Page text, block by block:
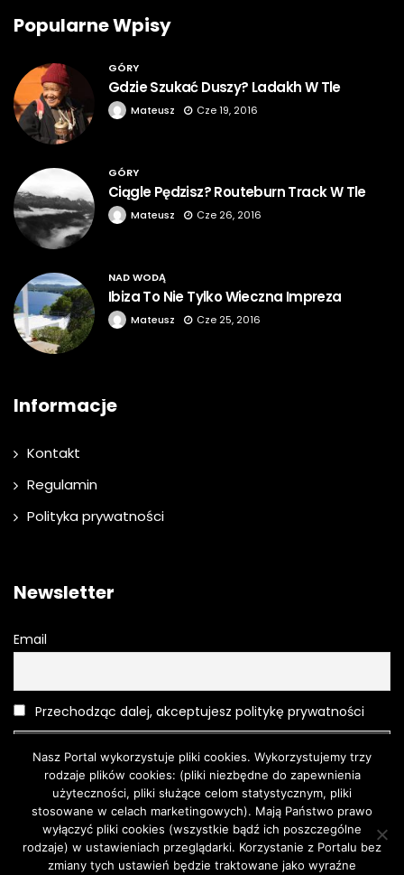
Popularne Wpisy
GÓRY
Gdzie Szukać Duszy? Ladakh W Tle
Mateusz Cze 19, 2016
GÓRY
Ciągle Pędzisz? Routeburn Track W Tle
Mateusz Cze 26, 2016
NAD WODĄ
Ibiza To Nie Tylko Wieczna Impreza
Mateusz Cze 25, 2016
Informacje
Kontakt
Regulamin
Polityka prywatności
Newsletter
Email
Przechodząc dalej, akceptujesz politykę prywatności
Moda O urodzie Kosmetyki Pielęgnacja
Moda męska
Nasz Portal wykorzystuje pliki cookies. Wykorzystujemy trzy
rodzaje plików cookies: (pliki niezbędne do zapewnienia
użyteczności, pliki służące celom statystycznym, pliki
stosowane w celach marketingowych). Mają Państwo prawo
wyłączyć pliki cookies (wszystkie bądź ich poszczególne
rodzaje) w ustawieniach przeglądarki. Korzystanie z Portalu bez
zmiany tych ustawień będzie traktowane jako wyraźne